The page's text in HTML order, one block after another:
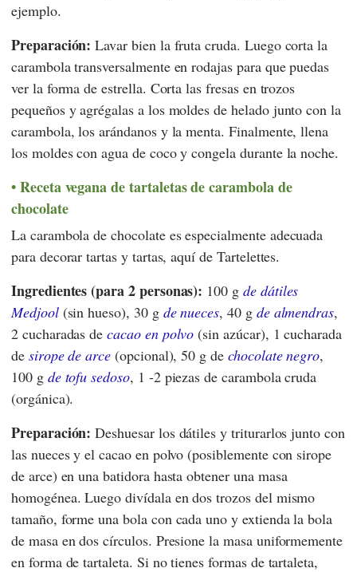
ejemplo.
Preparación: Lavar bien la fruta cruda. Luego corta la
carambola transversalmente en rodajas para que puedas
ver la forma de estrella. Corta las fresas en trozos
pequeños y agrégalas a los moldes de helado junto con la
carambola, los arándanos y la menta. Finalmente, llena
los moldes con agua de coco y congela durante la noche.
Receta vegana de tartaletas de carambola de
chocolate
La carambola de chocolate es especialmente adecuada
para decorar tartas y tartas, aquí de Tartelettes.
Ingredientes (para 2 personas): 100 g de dátiles
Medjool(sin hueso), 30 g de nueces, 40 g de almendras,
2 cucharadas decacao en polvo (sin azúcar), 1 cucharada
de sirope de arce (opcional), 50 g de chocolate negro,
100 g de tofu sedoso, 1 -2 piezas de carambola cruda
(orgánica).
Preparación: Deshuesar los dátiles y triturarlos junto con
las nueces y el cacao en polvo (posiblemente con sirope
de arce) en una batidora hasta obtener una masa
homogénea. Luego divídala en dos trozos del mismo
tamaño, forme una bola con cada uno y extienda la bola
de masa en dos círculos. Presione la masa uniformemente
en forma de tartaleta. Si no tienes formas de tartaleta,